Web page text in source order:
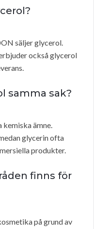
säljer glycerol.
också glycerol
samma sak?
kemiska ämne.
glycerin ofta
produkter.
finns för
på grund av